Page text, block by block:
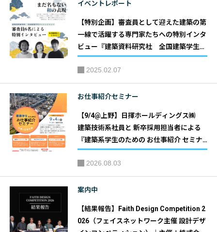
イベントレポート
【特別企画】審査員として迎えた建築の第
一線で活躍する専門家たちへの特別インタ
ビュー『建築資料研究社 全国建築学生チ
ャレンジコンペ～まだ名もない和の表現
～』【3/16 応募締切！】｜主催：株式会
社 建築資料研究社/日建学院
2025.02.07
お仕事紹介セミナー
【9/4@上野】日揮ホールディングス㈱
建築技術系社員と 新卒採用担当者による
『建築系学生のための お仕事紹介 セミナ
ー』｜共催：日揮ホールディングス株式会
社 株式会社建築資料研究社
2026.08.03
案内中
【結果報告】Faith Design Competition 2
026（フェイスネットワーク主催 設計デザ